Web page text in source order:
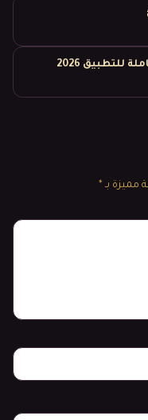
مميزة بـ *